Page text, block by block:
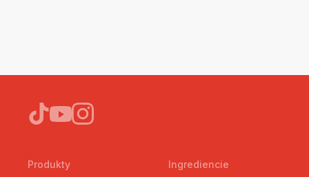
Produkty Ingrediencie